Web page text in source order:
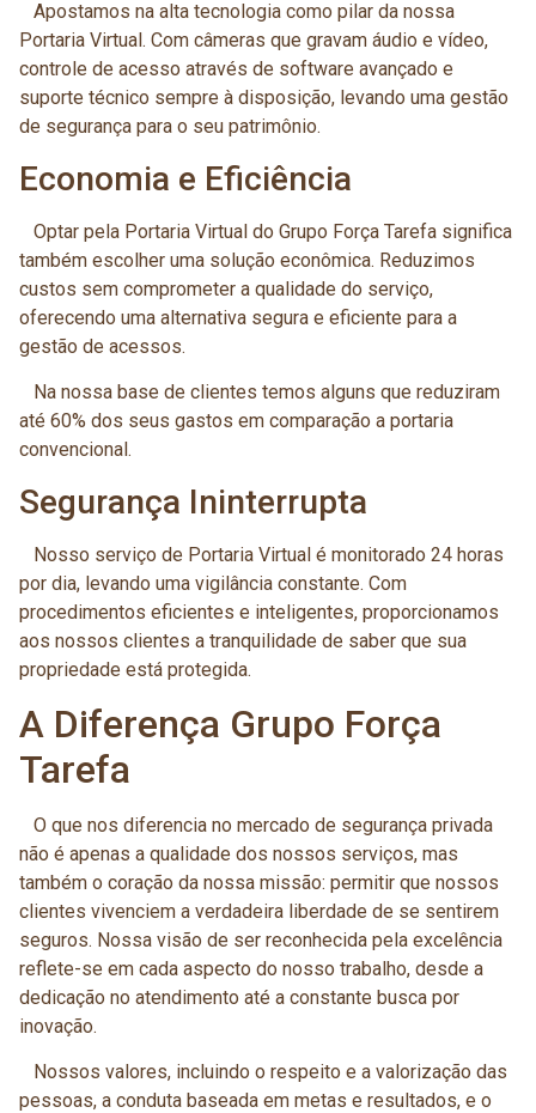
Apostamos na alta tecnologia como pilar da nossa
Portaria Virtual. Com câmeras que gravam áudio e vídeo,
controle de acesso através de software avançado e
suporte técnico sempre à disposição, levando uma gestão
de segurança para o seu patrimônio.
Economia e Eficiência
Optar pela Portaria Virtual do Grupo Força Tarefa significa
também escolher uma solução econômica. Reduzimos
custos sem comprometer a qualidade do serviço,
oferecendo uma alternativa segura e eficiente para a
gestão de acessos.
Na nossa base de clientes temos alguns que reduziram
até 60% dos seus gastos em comparação a portaria
convencional.
Segurança Ininterrupta
Nosso serviço de Portaria Virtual é monitorado 24 horas
por dia, levando uma vigilância constante. Com
procedimentos eficientes e inteligentes, proporcionamos
aos nossos clientes a tranquilidade de saber que sua
propriedade está protegida.
A Diferença Grupo Força
Tarefa
O que nos diferencia no mercado de segurança privada
não é apenas a qualidade dos nossos serviços, mas
também o coração da nossa missão: permitir que nossos
clientes vivenciem a verdadeira liberdade de se sentirem
seguros. Nossa visão de ser reconhecida pela excelência
reflete-se em cada aspecto do nosso trabalho, desde a
dedicação no atendimento até a constante busca por
inovação.
Nossos valores, incluindo o respeito e a valorização das
pessoas, a conduta baseada em metas e resultados, e o